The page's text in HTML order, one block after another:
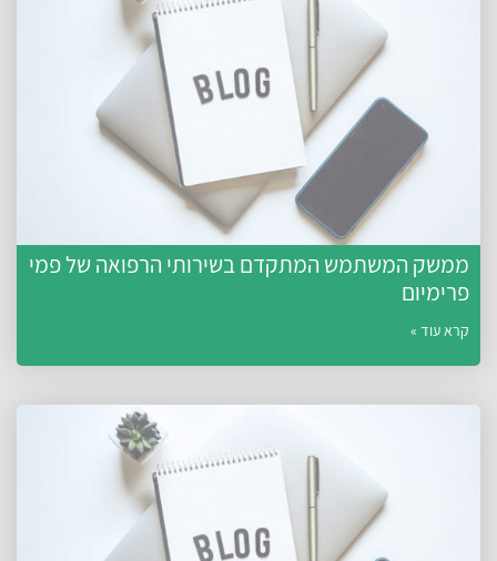
ממשק המשתמש המתקדם בשירותי הרפואה של פמי
פרימיום
קרא עוד »